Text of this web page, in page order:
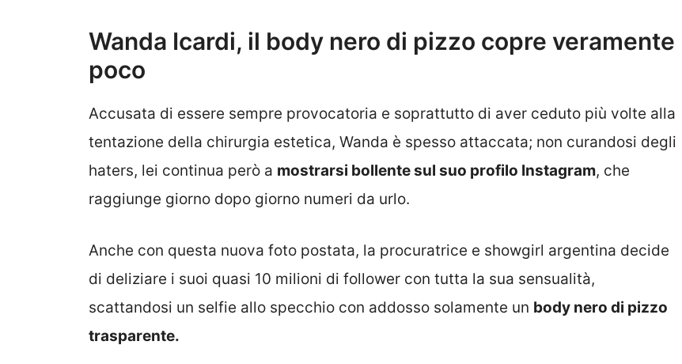
Wanda Icardi, il body nero di pizzo copre veramente
poco
Accusata di essere sempre provocatoria e soprattutto di aver ceduto più volte alla
tentazione della chirurgia estetica, Wanda è spesso attaccata; non curandosi degli
haters, lei continua però a mostrarsi bollente sul suo profilo Instagram, che
raggiunge giorno dopo giorno numeri da urlo.
Anche con questa nuova foto postata, la procuratrice e showgirl argentina decide
di deliziare i suoi quasi 10 milioni di follower con tutta la sua sensualità,
scattandosi un selfie allo specchio con addosso solamente un body nero di pizzo
trasparente.